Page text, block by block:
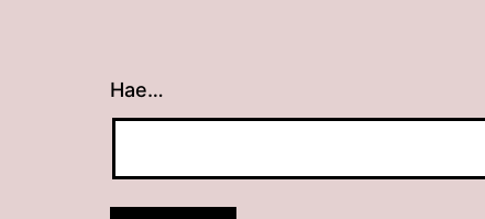
Hae…
Kun tuloksia tulee, voit selata niitä